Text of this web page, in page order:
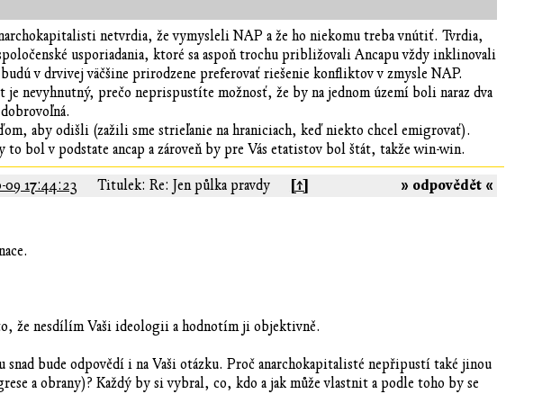
netvrdia, že vymysleli NAP a že ho niekomu treba vnútiť. Tvrdia,
usporiadania, ktoré sa aspoň trochu približovali Ancapu vždy inklinovali
v drvivej väčšine prirodzene preferovať riešenie konfliktov v zmysle NAP.
nevyhnutný, prečo neprispustíte možnosť, že by na jednom území boli naraz dva
aby odišli (zažili sme strieľanie na hraniciach, keď niekto chcel emigrovať).
bol v podstate ancap a zároveň by pre Vás etatistov bol štát, takže win-win.
» odpovědět «
09 17:44:23 Titulek: Re: Jen půlka pravdy [↑]
že nesdílím Vaši ideologii a hodnotím ji objektivně.
snad bude odpovědí i na Vaši otázku. Proč anarchokapitalisté nepřipustí také jinou
a obrany)? Každý by si vybral, co, kdo a jak může vlastnit a podle toho by se